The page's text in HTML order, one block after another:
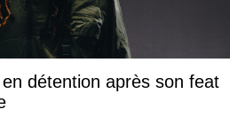
détention après son feat